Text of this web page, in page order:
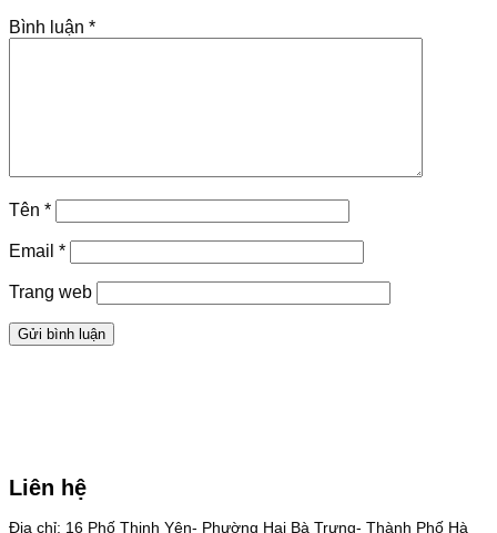
Bình luận *
Tên *
Email *
Trang web
Liên hệ
Địa chỉ: 16 Phố Thịnh Yên- Phường Hai Bà Trưng- Thành Phố Hà